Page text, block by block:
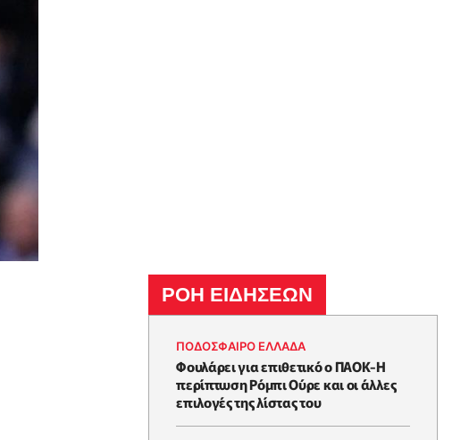
ΡΟΗ ΕΙΔΗΣΕΩΝ
ΠΟΔΟΣΦΑΙΡΟ ΕΛΛΑΔΑ
Φουλάρει για επιθετικό ο ΠΑΟΚ-Η
περίπτωση Ρόμπι Ούρε και οι άλλες
επιλογές της λίστας του